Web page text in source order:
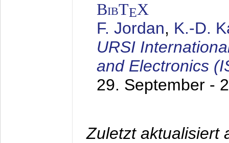
BibTEX
F. Jordan, K.-D.
URSI
and Electronics
29. September -
Zuletzt aktualisiert